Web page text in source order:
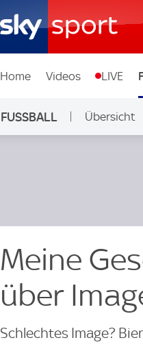
Home Videos LIVE
FUSSBALL Übersicht
Meine
über
Schlechtes Image?